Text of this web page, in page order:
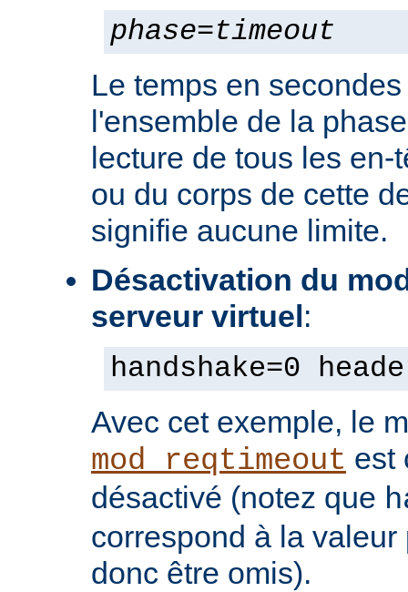
phase=timeout
Le temps en
l'ensemble de la
lecture de tous les en-
ou du corps de cette
signifie aucune limite.
Désactivation du
serveur virtuel:
handshake=0
Avec cet exemple, le
mod_reqtimeout est
désactivé (notez que
correspond à la
donc être omis).